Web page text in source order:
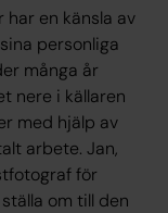
en känsla av
personliga
många år
nere i källaren
med hjälp av
arbete. Jan,
för
om till den